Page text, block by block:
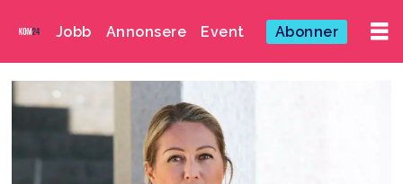
Jobb Annonsere Event Abonner